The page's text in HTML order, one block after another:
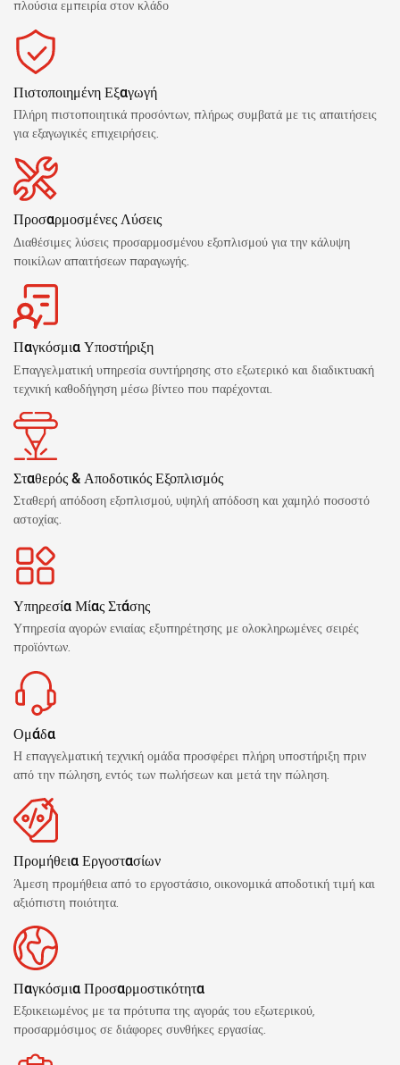
πλούσια εμπειρία στον κλάδο
Πιστοποιημένη Εξαγωγή
Πλήρη πιστοποιητικά προσόντων, πλήρως συμβατά με τις απαιτήσεις
για εξαγωγικές επιχειρήσεις.
Προσαρμοσμένες Λύσεις
Διαθέσιμες λύσεις προσαρμοσμένου εξοπλισμού για την κάλυψη
ποικίλων απαιτήσεων παραγωγής.
Παγκόσμια Υποστήριξη
Επαγγελματική υπηρεσία συντήρησης στο εξωτερικό και διαδικτυακή
τεχνική καθοδήγηση μέσω βίντεο που παρέχονται.
Σταθερός & Αποδοτικός Εξοπλισμός
Σταθερή απόδοση εξοπλισμού, υψηλή απόδοση και χαμηλό ποσοστό
αστοχίας.
Υπηρεσία Μίας Στάσης
Υπηρεσία αγορών ενιαίας εξυπηρέτησης με ολοκληρωμένες σειρές
προϊόντων.
Ομάδα
Η επαγγελματική τεχνική ομάδα προσφέρει πλήρη υποστήριξη πριν
από την πώληση, εντός των πωλήσεων και μετά την πώληση.
Προμήθεια Εργοστασίων
Άμεση προμήθεια από το εργοστάσιο, οικονομικά αποδοτική τιμή και
αξιόπιστη ποιότητα.
Παγκόσμια Προσαρμοστικότητα
Εξοικειωμένος με τα πρότυπα της αγοράς του εξωτερικού,
προσαρμόσιμος σε διάφορες συνθήκες εργασίας.